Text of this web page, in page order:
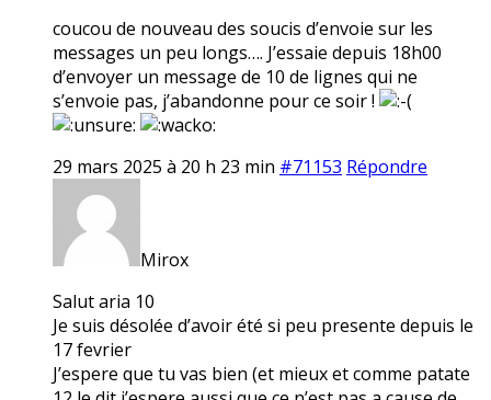
coucou de nouveau des soucis d’envoie sur les
messages un peu longs…. J’essaie depuis 18h00
d’envoyer un message de 10 de lignes qui ne
s’envoie pas, j’abandonne pour ce soir !
29 mars 2025 à 20 h 23 min #71153 Répondre
Mirox
Salut aria 10
Je suis désolée d’avoir été si peu presente depuis le
17 fevrier
J’espere que tu vas bien (et mieux et comme patate